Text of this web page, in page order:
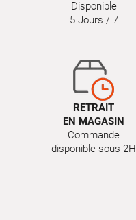
Disponible
5 Jours / 7
RETRAIT
EN MAGASIN
Commande
disponible sous 2H